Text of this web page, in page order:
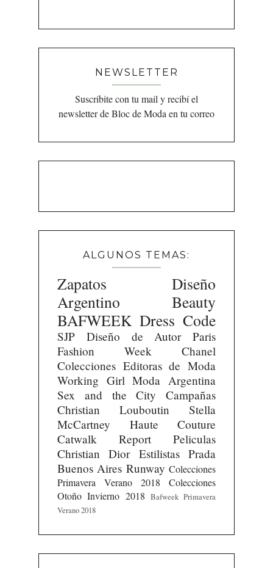
NEWSLETTER
Suscribite con tu mail y recibí el
newsletter de Bloc de Moda en tu correo
ALGUNOS TEMAS:
Zapatos
Diseño
Argentino
Beauty
BAFWEEK Dress Code
SJP Diseño de Autor
Paris
Fashion Week
Chanel
Colecciones Editoras de Moda
Working Girl Moda Argentina
Sex and the City
Campañas
Christian Louboutin
Stella
McCartney
Haute Couture
Catwalk Report
Peliculas
Christian Dior Estilistas Prada
Buenos Aires Runway Colecciones
Primavera Verano 2018
Colecciones
Otoño Invierno 2018 Bafweek Primavera
Verano 2018